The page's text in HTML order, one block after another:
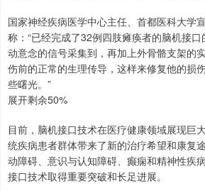
国家神经疾病医学中心主任、首都医科大学
称：“已经完成了32例四肢瘫痪者的脑机接
动意念的信号采集到，再加上外骨骼支架的
伤前的正常的生理传导，这样来修复他的损
些曙光。”
展开剩余50%
目前，脑机接口技术在医疗健康领域展现巨
统疾病患者群体带来了新的治疗希望和康复
动障碍、意识与认知障碍、癫痫和精神性疾
接口技术取得重要突破和长足进展。